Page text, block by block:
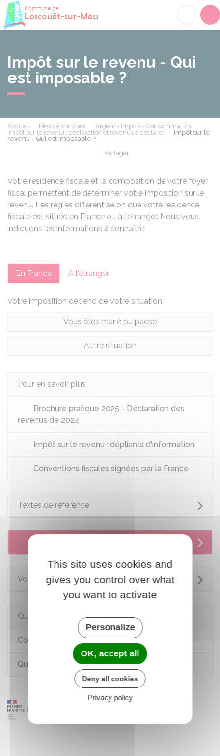
Impôt sur le revenu - Qui
est imposable ?
Accueil Mes démarches
Argent - Impôts - Consommation
Impôt sur le revenu : déclaration et revenus à déclarer
Impôt sur le
revenu - Qui est imposable ?
Partager
Votre résidence fiscale et la composition de votre foyer
fiscal permettent de déterminer votre imposition sur le
revenu. Les règles diffèrent selon que votre résidence
fiscale est située en France ou à l'étranger. Nous vous
indiquons les informations à connaître.
En France À l'étranger
Votre imposition dépend de votre situation :
Vous êtes marié ou pacsé
Autre situation
Pour en savoir plus
Brochure pratique 2025 - Déclaration des
revenus de 2024
Impôt sur le revenu : dépliants d'information
Conventions fiscales signées par la France
Textes de référence
Voir aussi
Questions ? Réponses !
Comment déterminer son domicile fiscal ?
Quel est le barème de l'impôt sur le revenu ?
This site uses cookies and
gives you control over what
you want to activate
Personalize
OK, accept all
Deny all cookies
Privacy policy